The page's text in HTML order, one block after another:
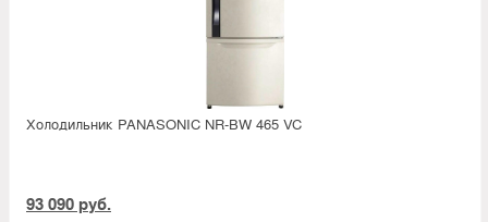
Холодильник PANASONIC NR-BW 465 VC
93 090 руб.